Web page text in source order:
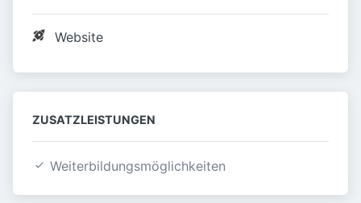
Website
ZUSATZLEISTUNGEN
Weiterbildungsmöglichkeiten